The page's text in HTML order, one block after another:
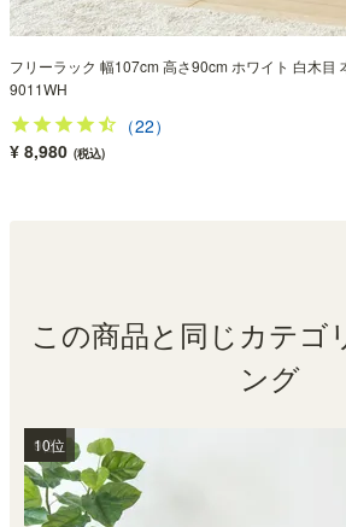
フリーラック 幅107cm 高さ90cm ホワイト 白木目
9011WH
（22）
¥ 8,980 (税込)
この商品と同じカテゴ
ング
1位
2位
3位
4位
5位
6位
7位
8位
9位
10位